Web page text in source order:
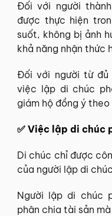
Đối với người
được thực hiện
suốt, không bị ảnh
khả năng nhận thức
Đối với người từ đủ
việc lập di chúc
giám hộ đồng ý
✅ Việc lập di chúc
Di chúc chỉ được
của người lập di
Người lập di chúc
phân chia tài sản